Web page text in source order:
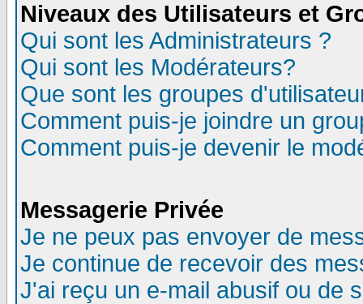
Niveaux des Utilisateurs et
Qui sont les Administrateurs ?
Qui sont les Modérateurs?
Que sont les groupes
Comment puis-je joindre un
Comment puis-je devenir le
Messagerie Privée
Je ne peux pas envoyer de
Je continue de recevoir des
J'ai reçu un e-mail abusif ou de